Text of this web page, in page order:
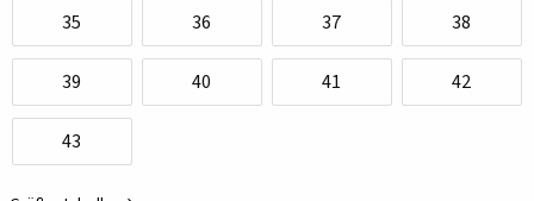
35 36 37 38
39 40 41 42
43